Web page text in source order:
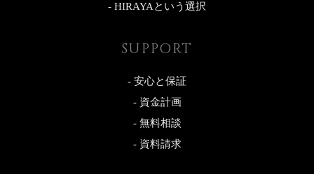
- HIRAYAという選択
SUPPORT
- 安心と保証
- 資金計画
- 無料相談
- 資料請求